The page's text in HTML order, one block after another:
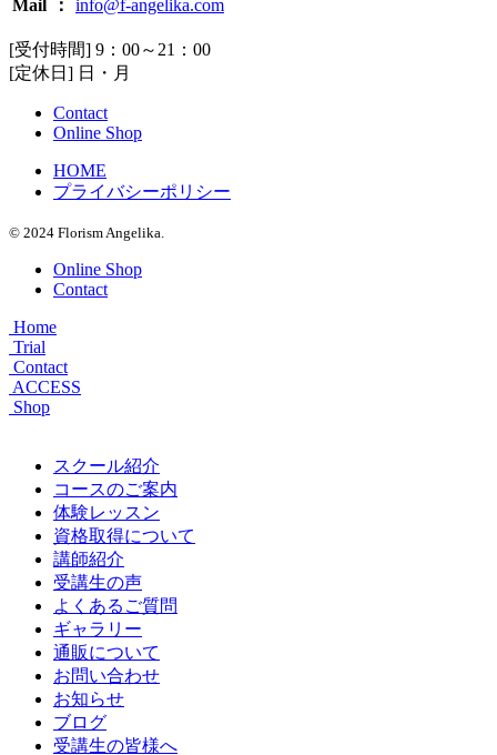
Mail
： info@f-angelika.com
[受付時間] 9：00～21：00
[定休日] 日・月
Contact
Online Shop
HOME
プライバシーポリシー
© 2024 Florism Angelika.
Online Shop
Contact
Home
Trial
Contact
ACCESS
Shop
スクール紹介
コースのご案内
体験レッスン
資格取得について
講師紹介
受講生の声
よくあるご質問
ギャラリー
通販について
お問い合わせ
お知らせ
ブログ
受講生の皆様へ